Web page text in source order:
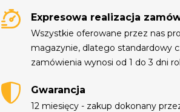
Expresowa realizacja
Wszystkie oferowane przez nas
magazynie, dlatego standardowy
zamówienia wynosi od 1 do 3 dni
Gwarancja
12 miesięcy - zakup dokonany